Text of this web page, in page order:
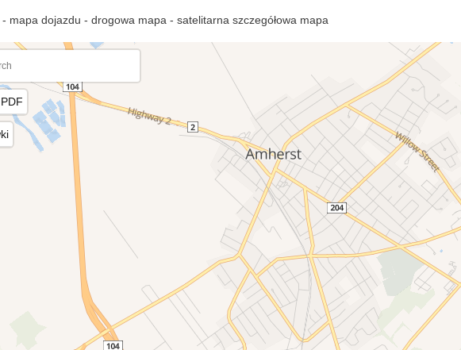
mapa dojazdu - drogowa mapa - satelitarna szczegółowa mapa